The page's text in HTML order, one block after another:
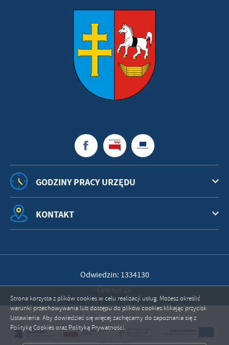
GODZINY PRACY URZĘDU
KONTAKT
Odwiedzin: 1334130
Strona korzysta z plików cookies w celu realizacji usług. Możesz określić
warunki przechowywania lub dostępu do plików cookies klikając przycisk
Ustawienia. Aby dowiedzieć się więcej zachęcamy do zapoznania się z
Polityką Cookies oraz Polityką Prywatności.
ZAPISZ WYBRANE